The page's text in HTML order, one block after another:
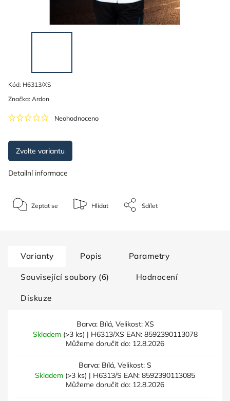
Kód: H6313/XS
Neohodnoceno
Značka: Ardon
Zvolte variantu
Detailní informace
Zeptat se Hlídat Sdílet
Varianty Popis Parametry
Související soubory (6) Hodnocení
Diskuze
Barva: Bílá, Velikost: XS
Skladem (>3 ks) | H6313/XS EAN: 8592390113078
Můžeme doručit do: 12.8.2026
Barva: Bílá, Velikost: S
Skladem (>3 ks) | H6313/S EAN: 8592390113085
Můžeme doručit do: 12.8.2026